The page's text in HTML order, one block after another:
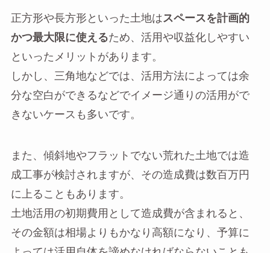
正方形や長方形といった土地はスペースを計画的
かつ最大限に使えるため、活用や収益化しやすい
といったメリットがあります。
しかし、三角地などでは、活用方法によっては余
分な空白ができるなどでイメージ通りの活用がで
きないケースも多いです。
また、傾斜地やフラットでない荒れた土地では造
成工事が検討されますが、その造成費は数百万円
に上ることもあります。
土地活用の初期費用として造成費が含まれると、
その金額は相場よりもかなり高額になり、予算に